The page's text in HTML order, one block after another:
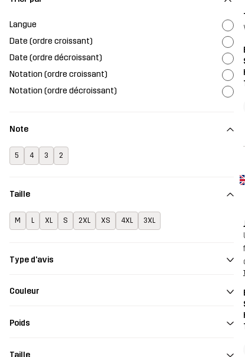
Langue
Date (ordre croissant)
Date (ordre décroissant)
Notation (ordre croissant)
Notation (ordre décroissant)
Note
5 4 3 2
Taille
M L XL S 2XL XS 4XL 3XL
Type d'avis
Couleur
Poids
Taille